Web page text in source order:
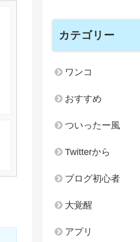
カテゴリー
ワンコ
おすすめ
ついったー風
Twitterから
ブログ初心者
大覚醒
アプリ